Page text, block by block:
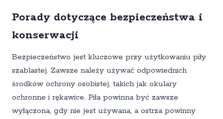
Porady dotyczące bezpieczeństwa i
konserwacji
Bezpieczeństwo jest kluczowe przy użytkowaniu piły
szablastej. Zawsze należy używać odpowiednich
środków ochrony osobistej, takich jak okulary
ochronne i rękawice. Piła powinna być zawsze
wyłączona, gdy nie jest używana, a ostrza powinny